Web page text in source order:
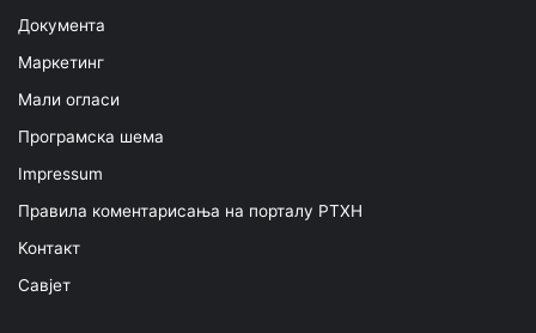
Документа
Маркетинг
Мали огласи
Програмска шема
Impressum
Правила коментарисања на порталу РТХН
Контакт
Савјет